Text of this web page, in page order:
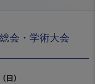
会・学術大会
）